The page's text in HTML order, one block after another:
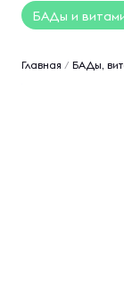
БАДы и
Главная / БАДы,